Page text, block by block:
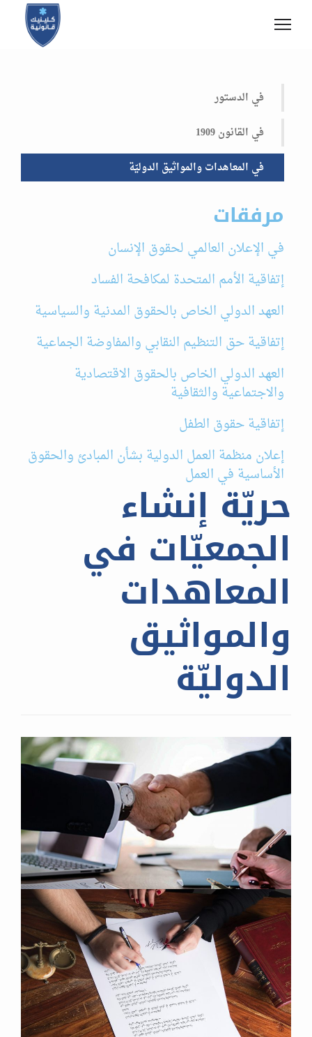
في الدستور
في القانون 1909
في المعاهدات والمواثيق الدوليّة
مرفقات
في الإعلان العالمي لحقوق الإنسان
إتفاقية الأمم المتحدة لمكافحة الفساد
العهد الدولي الخاص بالحقوق المدنية والسياسية
إتفاقية حق التنظيم النقابي والمفاوضة الجماعية
العهد الدولي الخاص بالحقوق الاقتصادية
والاجتماعية والثقافية
إتفاقية حقوق الطفل
إعلان منظمة العمل الدولية بشأن المبادئ والحقوق
الأساسية في العمل
حريّة إنشاء
الجمعيّات في
المعاهدات
والمواثيق
الدوليّة